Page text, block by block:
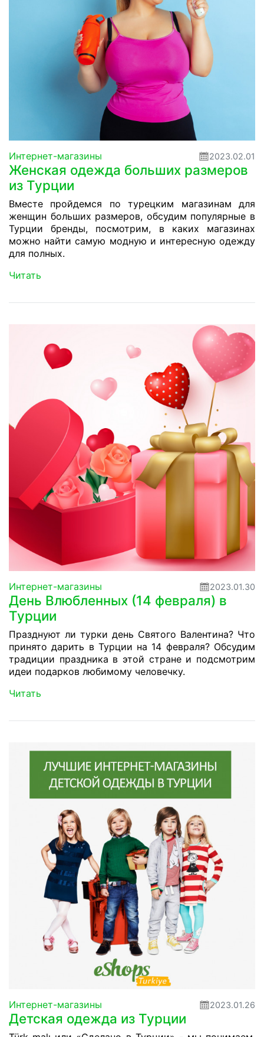
Интернет-магазины 2023.02.01
Женская одежда больших размеров
из Турции
Вместе пройдемся по турецким магазинам для
женщин больших размеров, обсудим популярные в
Турции бренды, посмотрим, в каких магазинах
можно найти самую модную и интересную одежду
для полных.
Читать
Интернет-магазины 2023.01.30
День Влюбленных (14 февраля) в
Турции
Празднуют ли турки день Святого Валентина? Что
принято дарить в Турции на 14 февраля? Обсудим
традиции праздника в этой стране и подсмотрим
идеи подарков любимому человечку.
Читать
Интернет-магазины 2023.01.26
Детская одежда из Турции